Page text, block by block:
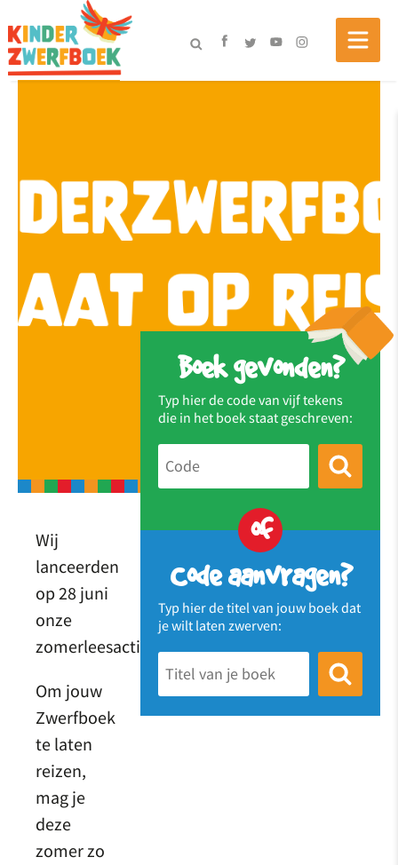
Boek gevonden?
Typ hier de code van vijf tekens
die in het boek staat geschreven:
of
Code aanvragen?
Typ hier de titel van jouw boek dat
je wilt laten zwerven:
Wij
lanceerden
op 28 juni
onze
zomerleesactie!
Om jouw
Zwerfboek
te laten
reizen,
mag je
deze
zomer zo